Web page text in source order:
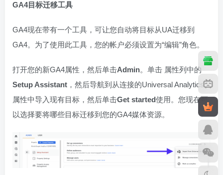
GA4目标迁移工具
GA4现在带有一个工具，可让您自动将目标从UA迁移到
GA4。为了使用此工具，您的帐户必须设置为“编辑”角色。
打开您的新GA4属性，然后单击Admin。单击 属性列中的
Setup Assistant ，然后导航到从连接的Universal Analytics
属性中导入现有目标，然后单击Get started使用。您现在可
以选择要将哪些目标迁移到您的GA4媒体资源。